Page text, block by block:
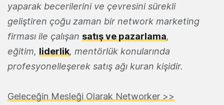
yaparak becerilerini ve çevresini sürekli
geliştiren çoğu zaman bir network marketing
firması ile çalışan satış ve pazarlama,
eğitim, liderlik, mentörlük konularında
profesyonelleşerek satış ağı kuran kişidir.
Geleceğin Mesleği Olarak Networker >>